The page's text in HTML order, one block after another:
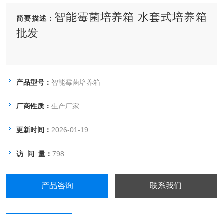
简要描述： 智能霉菌培养箱 水套式培养箱
批发
产品型号： 智能霉菌培养箱
厂商性质：生产厂家
更新时间： 2026-01-19
访 问 量：798
产品咨询 联系我们